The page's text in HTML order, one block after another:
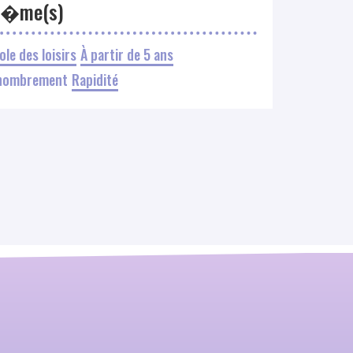
des loisirsÀ partir de 5 ans
Rapidité